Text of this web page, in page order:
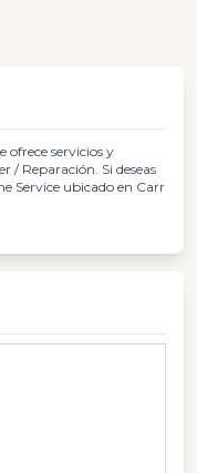
ofrece servicios y
/ Reparación. Si deseas
Service ubicado en Carr